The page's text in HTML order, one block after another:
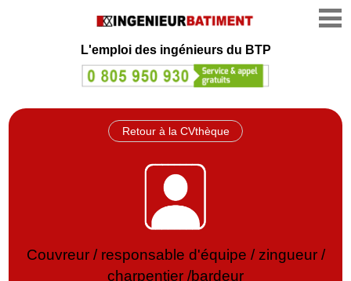
L'emploi des ingénieurs du BTP
Retour à la CVthèque
Couvreur / responsable d'équipe / zingueur /
charpentier /bardeur